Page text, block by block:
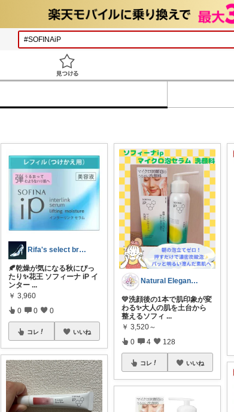
Rifa's select branch
🍂乾燥が気になる秋にぴっ
たり✨花王 ソフィーナ iP イ
ンター ...
￥ 3,960
0 0 0
コレ いいね
Natural Elegance169
💛洗顔後の1本で肌印象が変
わる✨大人の肌を土台から
整えるソフィ ...
￥ 3,520～
0 4 128
コレ いいね